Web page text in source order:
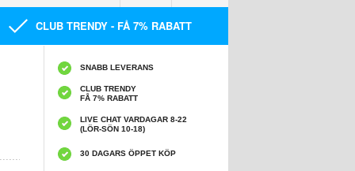
CLUB TRENDY - FÅ 7% RABATT
SNABB LEVERANS
CLUB TRENDY
FÅ 7% RABATT
LIVE CHAT VARDAGAR 8-22
(LÖR-SÖN 10-18)
30 DAGARS ÖPPET KÖP